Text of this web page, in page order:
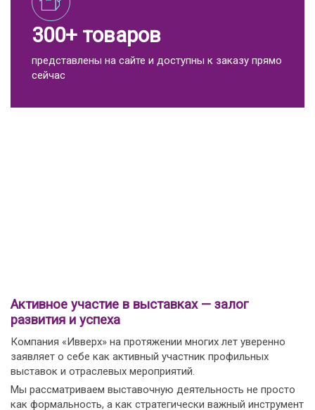
300+ товаров
представлены на сайте и доступны к заказу прямо
сейчас
Активное участие в выставках — залог
развития и успеха
Компания «Ивверх» на протяжении многих лет уверенно
заявляет о себе как активный участник профильных
выставок и отраслевых мероприятий.
Мы рассматриваем выставочную деятельность не просто
как формальность, а как стратегически важный инструмент